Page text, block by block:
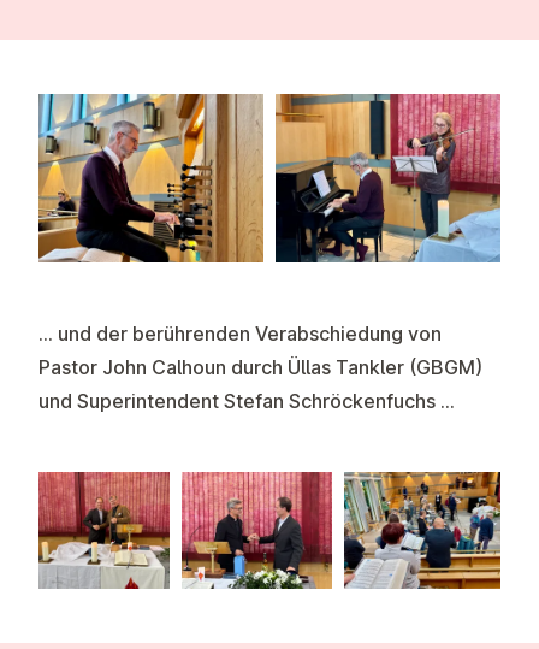
... und der berührenden Verabschiedung von
Pastor John Calhoun durch Üllas Tankler (GBGM)
und Superintendent Stefan Schröckenfuchs ...